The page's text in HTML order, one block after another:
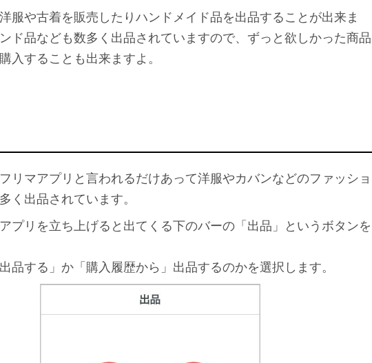
服や古着を販売したりハンドメイド品を出品することが出来ま
ド品なども数多く出品されていますので、ずっと欲しかった商品
入することも出来ますよ。
リマアプリと言われるだけあって洋服やカバンなどのファッショ
く出品されています。
プリを立ち上げると出てくる下のバーの「出品」というボタンを
品する」か「購入履歴から」出品するのかを選択します。